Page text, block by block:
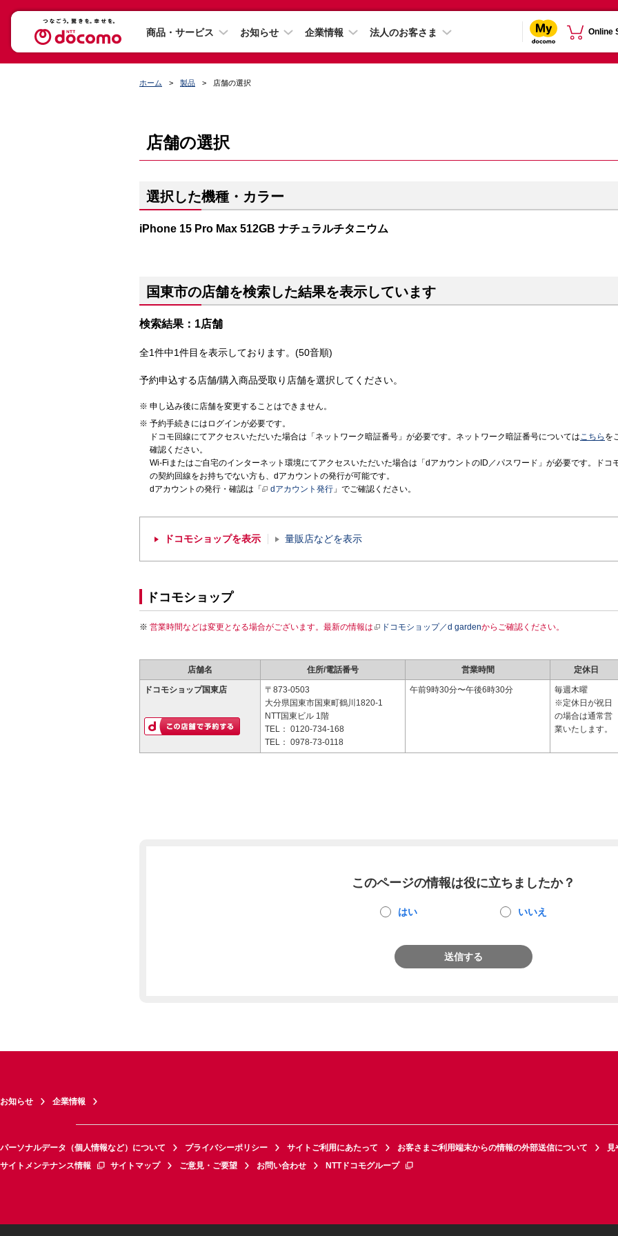
商品・サービス お知らせ 企業情報 法人のお客さま Online
ホーム 製品 店舗の選択
店舗の選択
選択した機種・カラー
iPhone 15 Pro Max 512GB ナチュラルチタニウム
国東市の店舗を検索した結果を表示しています
検索結果：1店舗
全1件中1件目を表示しております。(50音順)
予約申込する店舗/購入商品受取り店舗を選択してください。
申し込み後に店舗を変更することはできません。
予約手続きにはログインが必要です。
ドコモ回線にてアクセスいただいた場合は「ネットワーク暗証番号」が必要です。ネットワーク暗証番号についてはこちら を
確認ください。
Wi-Fiまたはご自宅のインターネット環境にてアクセスいただいた場合は「dアカウントのID／パスワード」が必要です。ドコ
の契約回線をお持ちでない方も、dアカウントの発行が可能です。
dアカウントの発行・確認は「
dアカウント発行 」でご確認ください。
ドコモショップを表示 量販店などを表示
ドコモショップ
営業時間などは変更となる場合がございます。最新の情報は ドコモショップ／d gardenからご確認ください。
店舗名 住所/電話番号 営業時間 定休日
ドコモショップ国東店
〒873-0503
大分県国東市国東町鶴川1820-1
NTT国東ビル 1階
TEL： 0120-734-168
TEL： 0978-73-0118
午前9時30分〜午後6時30分
毎週木曜
※定休日が祝日
の場合は通常営
業いたします。
このページの情報は役に立ちましたか？
はい いいえ
送信する
お知らせ 企業情報
パーソナルデータ（個人情報など）について プライバシーポリシー サイトご利用にあたって お客さまご利用端末からの情報の外部送信について
見
サイトメンテナンス情報
サイトマップ ご意見・ご要望 お問い合わせ NTTドコモグループ